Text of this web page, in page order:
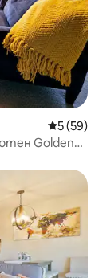
Средна
5 (59)
Golden